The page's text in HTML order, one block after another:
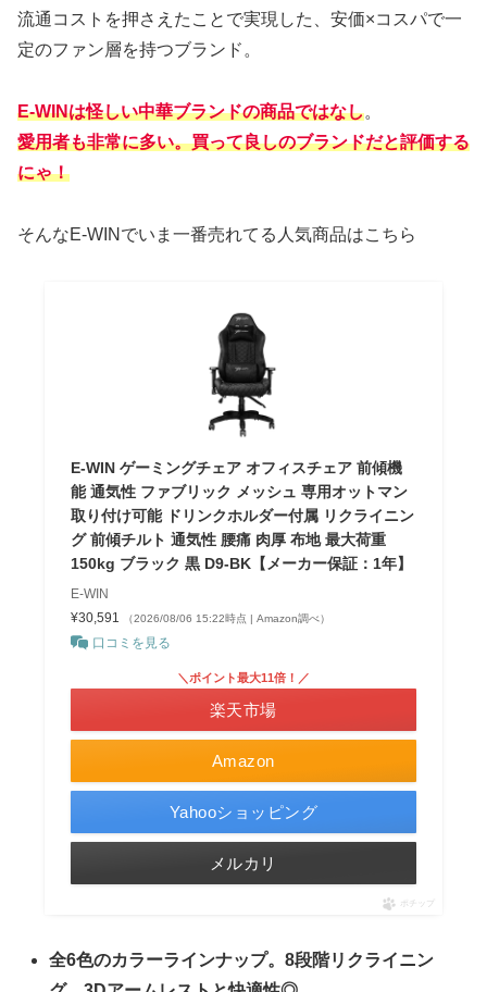
流通コストを押さえたことで実現した、安価×コスパで一
定のファン層を持つブランド。
E-WINは怪しい中華ブランドの商品ではなし。
愛用者も非常に多い。買って良しのブランドだと評価する
にゃ！
そんなE-WINでいま一番売れてる人気商品はこちら
E-WIN ゲーミングチェア オフィスチェア 前傾機
能 通気性 ファブリック メッシュ 専用オットマン
取り付け可能 ドリンクホルダー付属 リクライニン
グ 前傾チルト 通気性 腰痛 肉厚 布地 最大荷重
150kg ブラック 黒 D9-BK【メーカー保証：1年】
E-WIN
¥30,591
（2026/08/06 15:22時点 | Amazon調べ）
口コミを見る
Amazon
＼ポイント最大11倍！／
楽天市場
Yahooショッピング
メルカリ
ポチップ
全6色のカラーラインナップ。8段階リクライニン